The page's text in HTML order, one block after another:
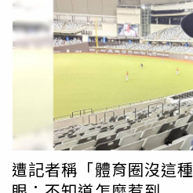
「番茄芥末醬包」，讓他驚呼
種番茄與芥末醬包」，並隨文
個方形容器，分別裝有番茄醬
汁，就不會因為撕開醬包弄髒
奇，紛紛表示「日本好先進」
廁所，這樣好方便耶」、「在
都有賣熱狗，這樣就不會弄髒
「如果我只想吃其中一種醬怎
外網友驚訝的「番茄芥末醬包」
「Pakitte」，是由日本Kewpie
遭記者稱「體育圈沒這